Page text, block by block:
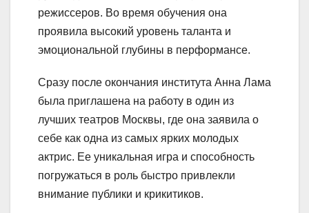
режиссеров. Во время обучения она
проявила высокий уровень таланта и
эмоциональной глубины в перформансе.
Сразу после окончания института Анна Лама
была приглашена на работу в один из
лучших театров Москвы, где она заявила о
себе как одна из самых ярких молодых
актрис. Ее уникальная игра и способность
погружаться в роль быстро привлекли
внимание публики и крикитиков.